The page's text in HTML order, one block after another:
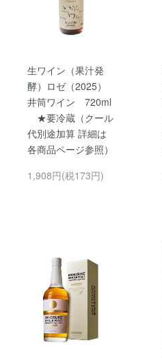
生ワイン（果汁発
酵）ロゼ（2025）
井筒ワイン 720ml
★要冷蔵（クール
代別途加算 詳細は
各商品ページ参照）
1,908円(税173円)